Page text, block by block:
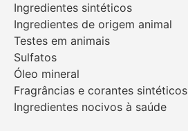
Ingredientes sintéticos
Ingredientes de origem animal
Testes em animais
Sulfatos
Óleo mineral
Fragrâncias e corantes sintéticos
Ingredientes nocivos à saúde